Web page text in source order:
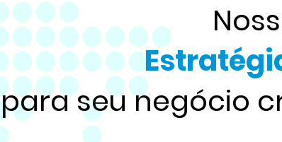
para seu negócio